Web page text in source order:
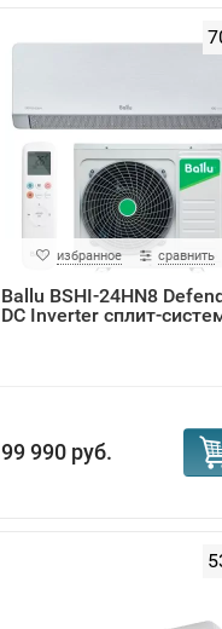
избранное сравнить
Ballu BSHI-24HN8
DC Inverter сплит-
99 990 руб.